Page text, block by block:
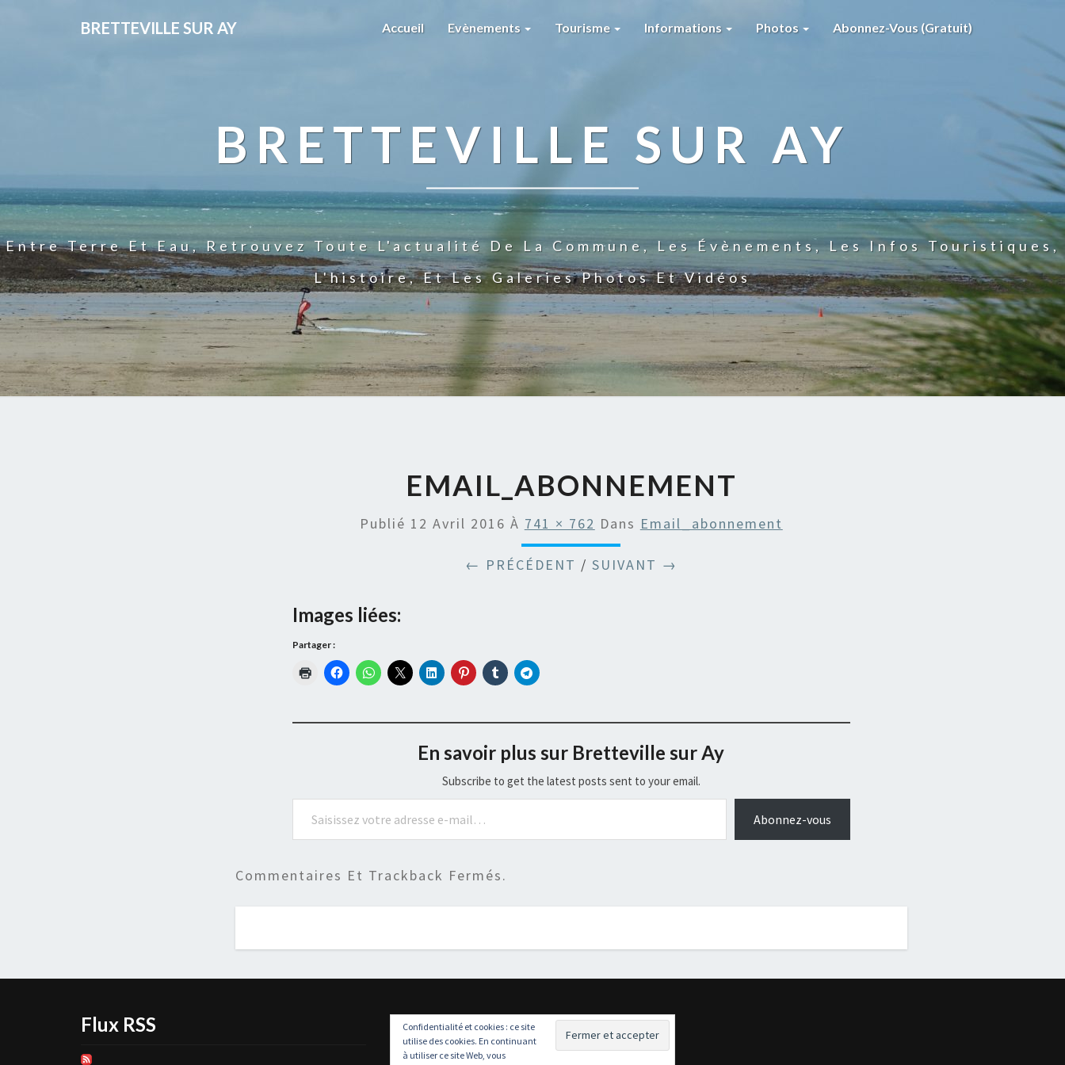
BRETTEVILLE SUR AY Accueil Evènements Tourisme Informations Photos Abonnez-Vous (gratuit)
BRETTEVILLE SUR AY
Entre Terre Et Eau, Retrouvez Toute L'actualité De La Commune, Les Évènements, Les Infos Touristiques,
L'histoire, Et Les Galeries Photos Et Vidéos
EMAIL_ABONNEMENT
Publié 12 Avril 2016 À 741 × 762 Dans Email_abonnement
← PRÉCÉDENT / SUIVANT →
Images liées:
Partager :
En savoir plus sur Bretteville sur Ay
Subscribe to get the latest posts sent to your email.
Saisissez votre adresse e-mail…
Abonnez-vous
Commentaires Et Trackback Fermés.
Flux RSS
Confidentialité et cookies : ce site
utilise des cookies. En continuant
à utiliser ce site Web, vous